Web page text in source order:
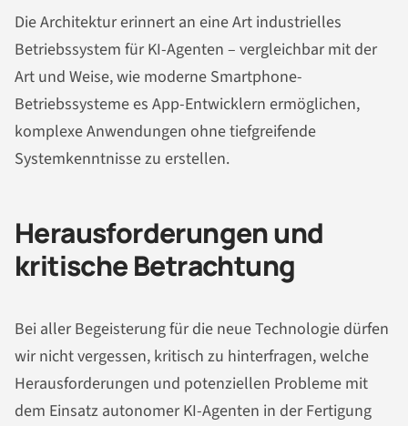
Die Architektur erinnert an eine Art industrielles
Betriebssystem für KI-Agenten – vergleichbar mit der
Art und Weise, wie moderne Smartphone-
Betriebssysteme es App-Entwicklern ermöglichen,
komplexe Anwendungen ohne tiefgreifende
Systemkenntnisse zu erstellen.
Herausforderungen und
kritische Betrachtung
Bei aller Begeisterung für die neue Technologie dürfen
wir nicht vergessen, kritisch zu hinterfragen, welche
Herausforderungen und potenziellen Probleme mit
dem Einsatz autonomer KI-Agenten in der Fertigung